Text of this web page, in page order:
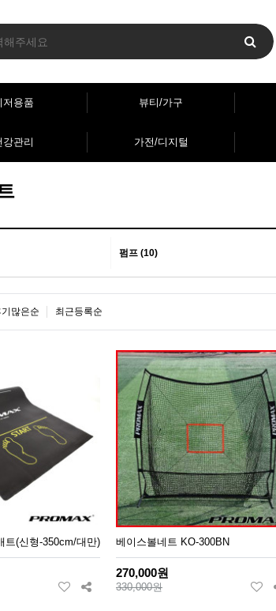
저용품 뷰티/가구
강관리 가전/디지털
펌프 (10)
기많은순 최근등록순
트(신형-350cm/대만) 베이스볼네트 KO-300BN
270,000원
330,000원